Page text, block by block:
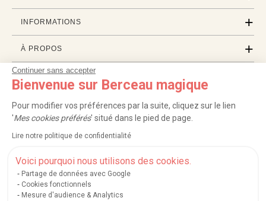
Continuer sans accepter
Bienvenue sur Berceau magique
Pour modifier vos préférences par la suite, cliquez sur le lien
'Mes cookies préférés' situé dans le pied de page.
Lire notre politique de confidentialité
Voici pourquoi nous utilisons des cookies.
Partage de données avec Google
Cookies fonctionnels
Mesure d'audience & Analytics
INFORMATIONS
À PROPOS
PROFESSIONNELS
LISTES CADEAUX
Service après-vente| FAQ |Rappels de produits|Protection des données
Mentions légales et crédits Conditions générales de ventes
Nos moyens de paiement sécurisés